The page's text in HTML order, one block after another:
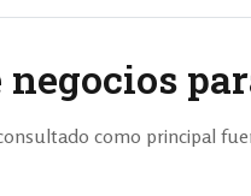
como principal